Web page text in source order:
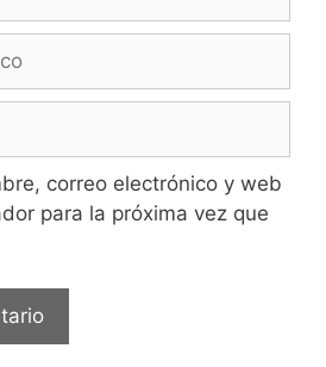
correo electrónico y web
para la próxima vez que